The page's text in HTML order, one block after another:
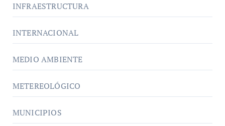
INFRAESTRUCTURA
INTERNACIONAL
MEDIO AMBIENTE
METEREOLÓGICO
MUNICIPIOS